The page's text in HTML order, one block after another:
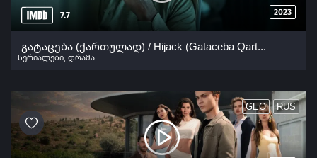
7.7 2023
გატაცება (ქართულად) / Hijack (Gataceba Qartulad) ქართულად 2023
სერიალები დრამა
GEO RUS